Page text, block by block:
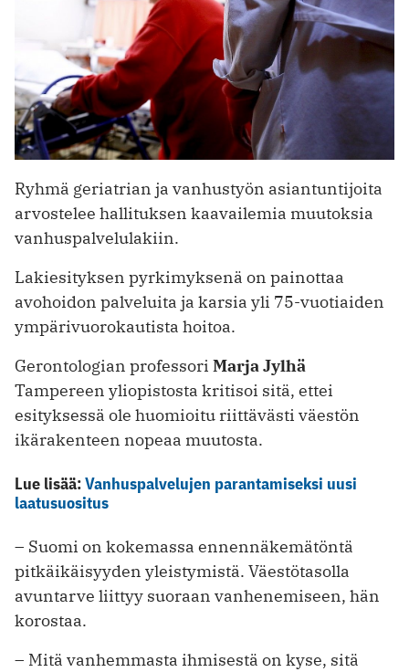
Ryhmä geriatrian ja vanhustyön asiantuntijoita
arvostelee hallituksen kaavailemia muutoksia
vanhuspalvelulakiin.
Lakiesityksen pyrkimyksenä on painottaa
avohoidon palveluita ja karsia yli 75-vuotiaiden
ympärivuorokautista hoitoa.
Gerontologian professori Marja Jylhä
Tampereen yliopistosta kritisoi sitä, ettei
esityksessä ole huomioitu riittävästi väestön
ikärakenteen nopeaa muutosta.
Lue lisää:Vanhuspalvelujen parantamiseksi uusi
laatusuositus
– Suomi on kokemassa ennennäkemätöntä
pitkäikäisyyden yleistymistä. Väestötasolla
avuntarve liittyy suoraan vanhenemiseen, hän
korostaa.
– Mitä vanhemmasta ihmisestä on kyse, sitä